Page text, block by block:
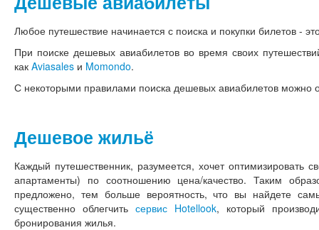
Любое путешествие начинается с поиска и покупки билетов -
При поиске дешевых авиабилетов во время своих
как Aviasales и Momondo.
С некоторыми правилами поиска дешевых авиабилетов можно
Дешевое жильё
Каждый путешественник, разумеется, хочет оптимизировать
апартаменты) по соотношению цена/качество. Таким
предложено, тем больше вероятность, что вы найдете
существенно облегчить сервис Hotellook, который
бронирования жилья.